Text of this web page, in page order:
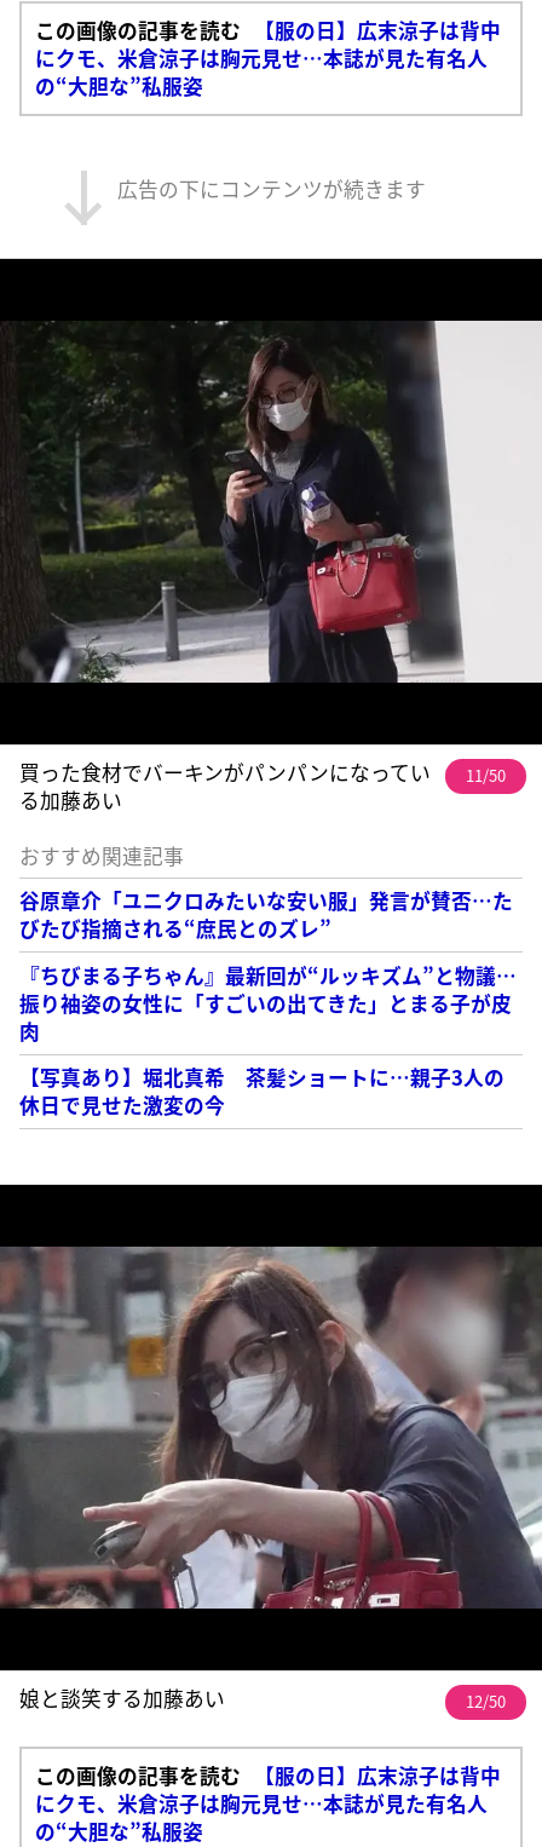
この画像の記事を読む
【服の日】広末涼子は背中
にクモ、米倉涼子は胸元見せ…本誌が見た有名人
の“大胆な”私服姿
広告の下にコンテンツが続きます
買った食材でバーキンがパンパンになってい
る加藤あい
11/50
おすすめ関連記事
谷原章介「ユニクロみたいな安い服」発言が賛否…た
びたび指摘される“庶民とのズレ”
『ちびまる子ちゃん』最新回が“ルッキズム”と物議…
振り袖姿の女性に「すごいの出てきた」とまる子が皮
肉
【写真あり】堀北真希 茶髪ショートに…親子3人の
休日で見せた激変の今
娘と談笑する加藤あい 12/50
この画像の記事を読む
【服の日】広末涼子は背中
にクモ、米倉涼子は胸元見せ…本誌が見た有名人
の“大胆な”私服姿